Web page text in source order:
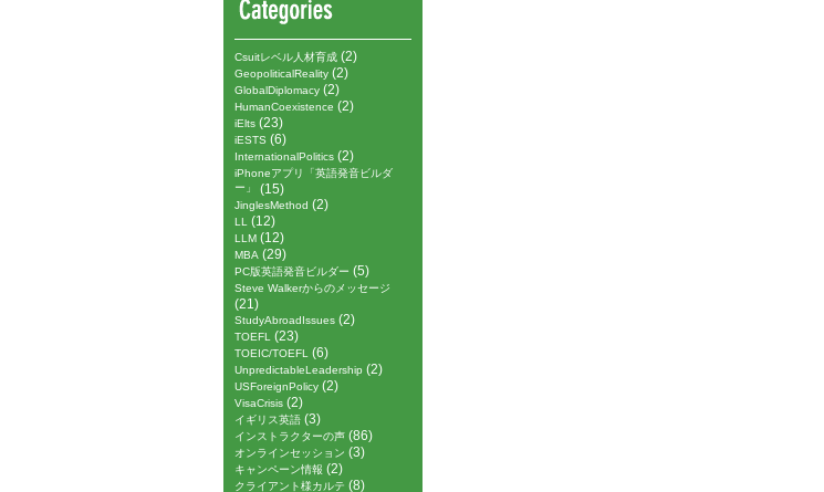
Csuitレベル人材育成 (2)
GeopoliticalReality (2)
GlobalDiplomacy (2)
HumanCoexistence (2)
iElts (23)
iESTS (6)
InternationalPolitics (2)
iPhoneアプリ「英語発音ビルダ
ー」 (15)
JinglesMethod (2)
LL (12)
LLM (12)
MBA (29)
PC版英語発音ビルダー (5)
Steve Walkerからのメッセージ
(21)
StudyAbroadIssues (2)
TOEFL (23)
TOEIC/TOEFL (6)
UnpredictableLeadership (2)
USForeignPolicy (2)
VisaCrisis (2)
イギリス英語 (3)
インストラクターの声 (86)
オンラインセッション (3)
キャンペーン情報 (2)
クライアント様カルテ (8)